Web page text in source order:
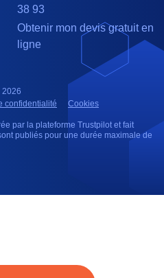
38 93
Obtenir mon devis gratuit en
ligne
2026
confidentialité Cookies
par la plateforme Trustpilot et fait
publiés pour une durée maximale de